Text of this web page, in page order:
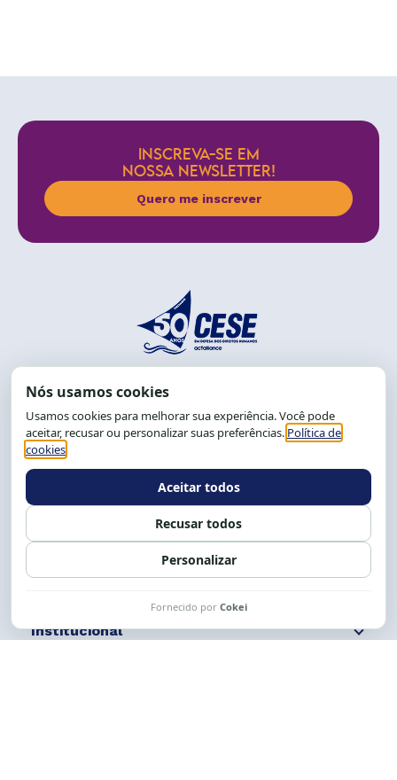
INSCREVA-SE EM
NOSSA NEWSLETTER!
Quero me inscrever
End.: R. da Graça, 150. Graça
CEP: 40.150-055
Salvador-BA, Brasil.
Tel.: (71) 2104-5457, Cel.: (71) 9 9239-2104 ou 2105
Expediente: 8h às 12h e 13 às 17h.
Siga nossas redes Fale conosco
Institucional